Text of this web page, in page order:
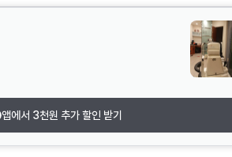
앱에서 3천원 추가 할인 받기